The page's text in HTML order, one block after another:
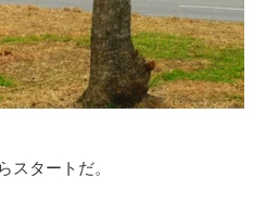
スタートだ。